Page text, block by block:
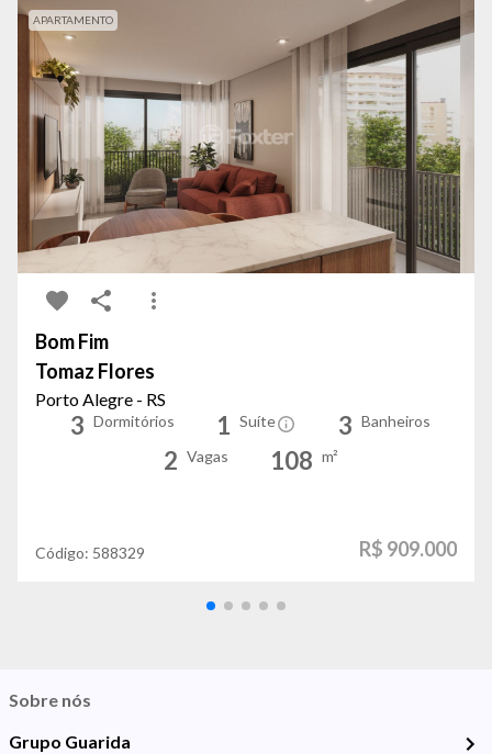
APARTAMENTO
Bom Fim
Tomaz Flores
Porto Alegre - RS
3 Dormitórios 1 Suíte 3 Banheiros
2 Vagas 108 m²
Código: 588329 R$ 909.000
Sobre nós
Grupo Guarida